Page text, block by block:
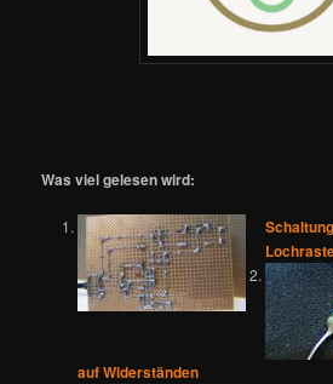
Was viel gelesen wird:
auf Widerständen